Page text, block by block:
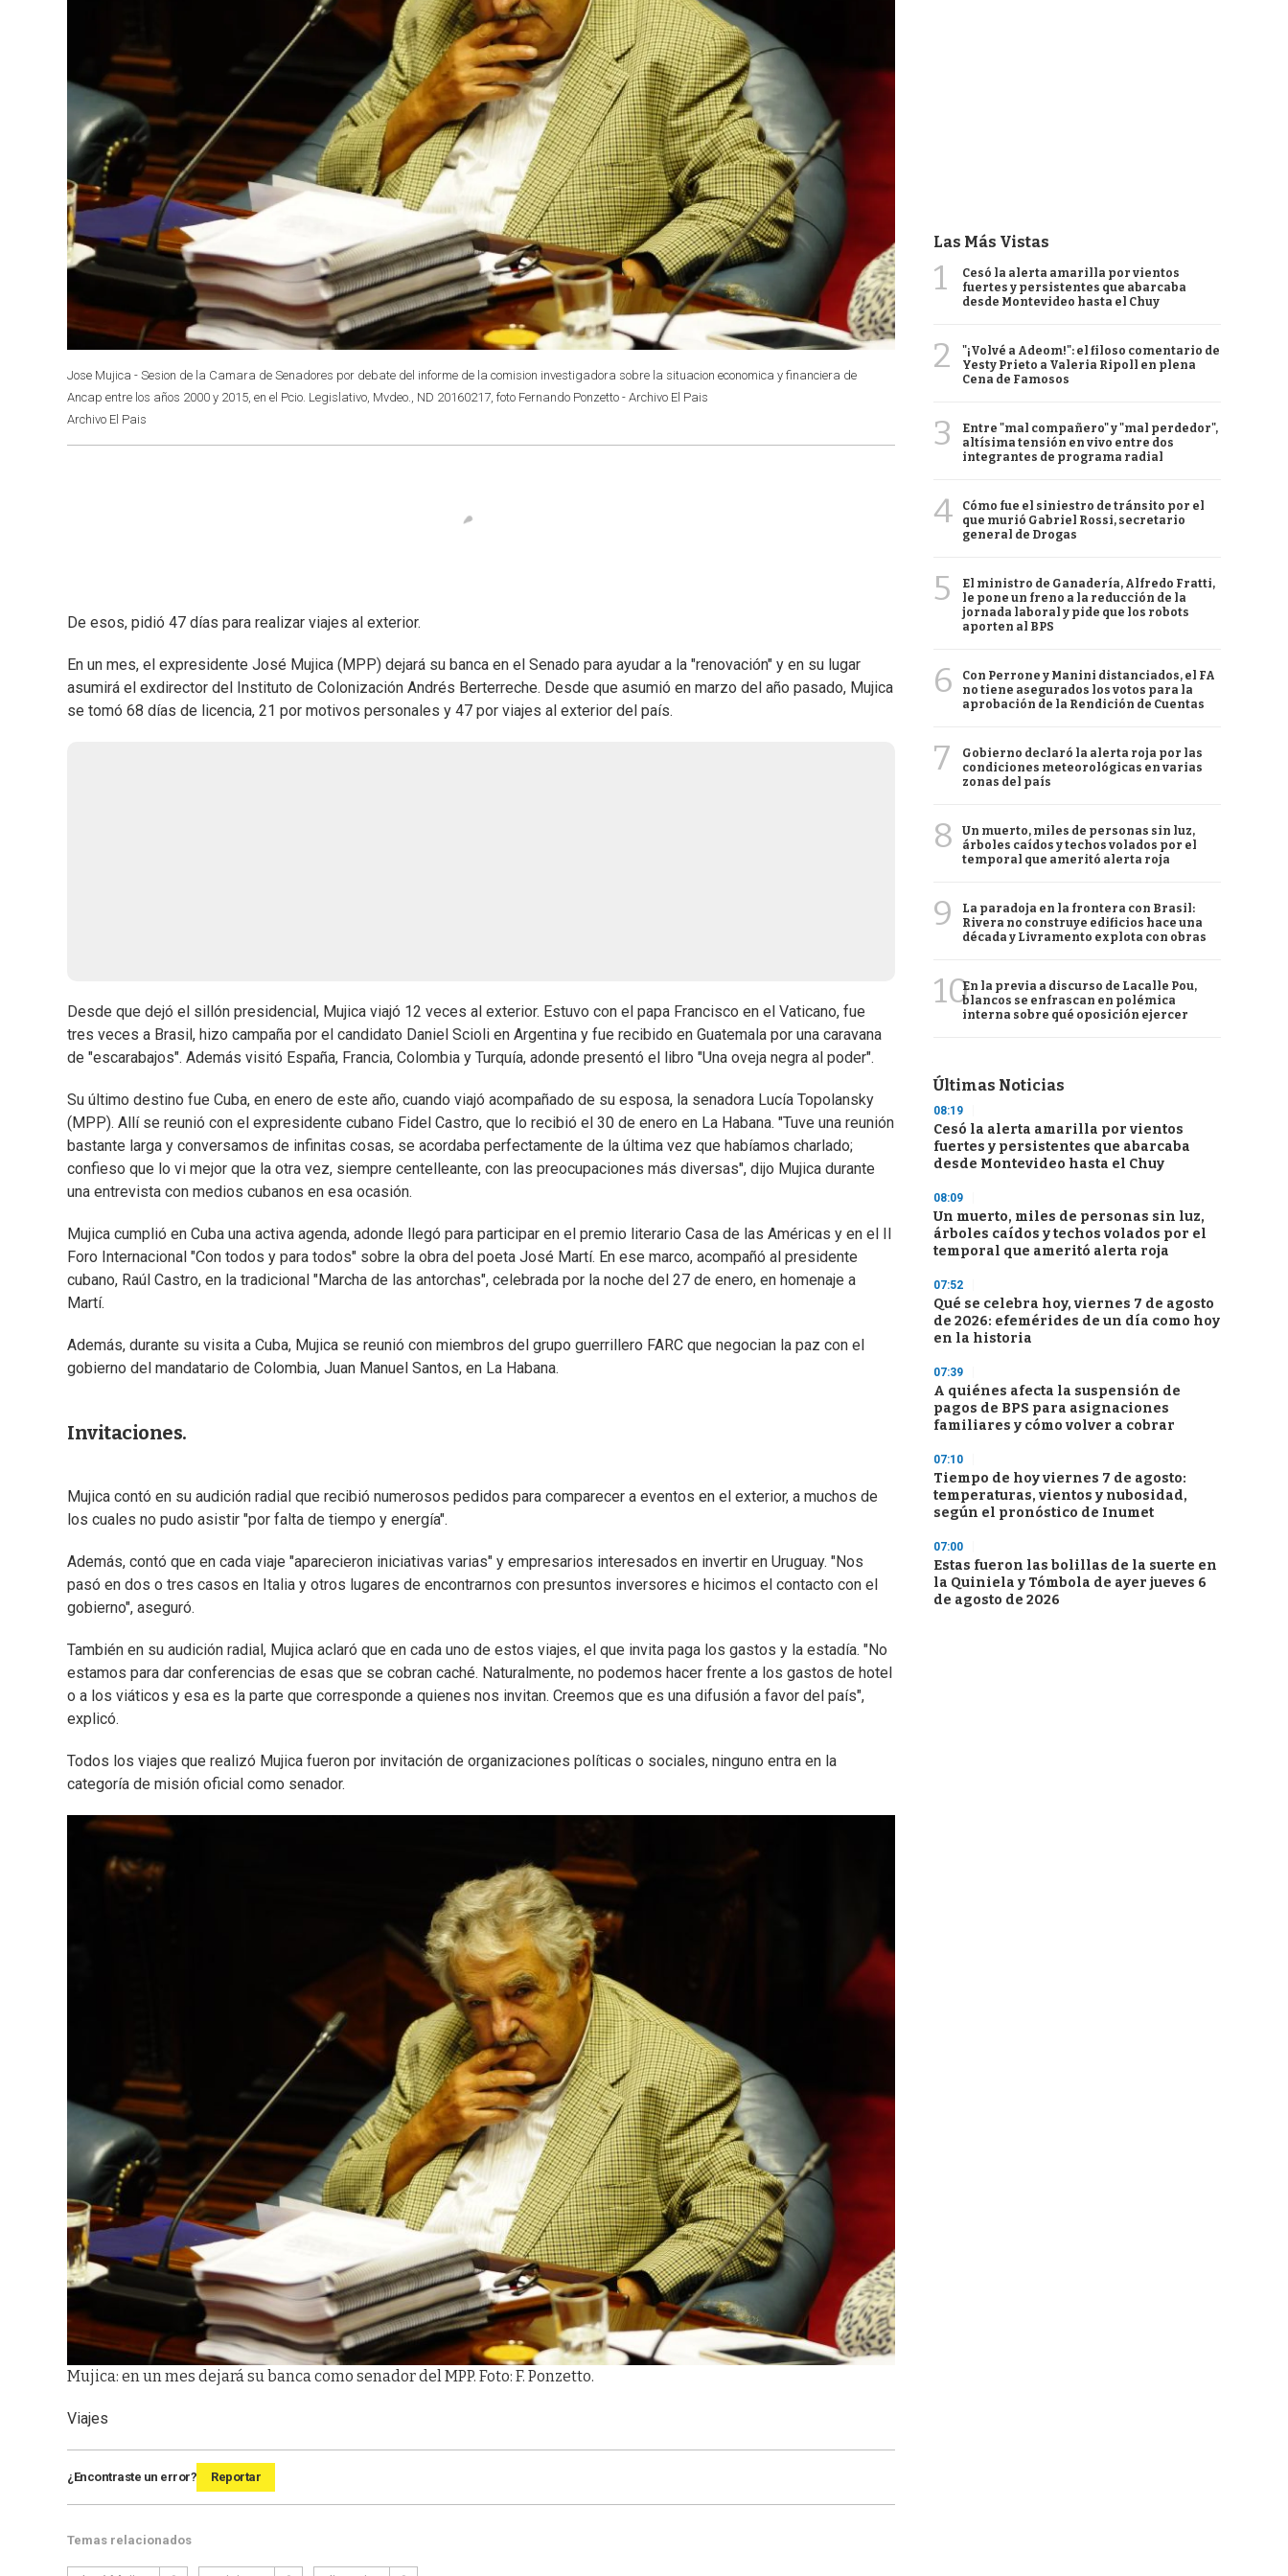
Jose Mujica - Sesion de la Camara de Senadores por debate del informe de la comision investigadora sobre la situacion economica y financiera de
Ancap entre los años 2000 y 2015, en el Pcio. Legislativo, Mvdeo., ND 20160217, foto Fernando Ponzetto - Archivo El Pais
Archivo El Pais
De esos, pidió 47 días para realizar viajes al exterior.
En un mes, el expresidente José Mujica (MPP) dejará su banca en el Senado para ayudar a la "renovación" y en su lugar
asumirá el exdirector del Instituto de Colonización Andrés Berterreche. Desde que asumió en marzo del año pasado, Mujica
se tomó 68 días de licencia, 21 por motivos personales y 47 por viajes al exterior del país.
Desde que dejó el sillón presidencial, Mujica viajó 12 veces al exterior. Estuvo con el papa Francisco en el Vaticano, fue
tres veces a Brasil, hizo campaña por el candidato Daniel Scioli en Argentina y fue recibido en Guatemala por una caravana
de "escarabajos". Además visitó España, Francia, Colombia y Turquía, adonde presentó el libro "Una oveja negra al poder".
Su último destino fue Cuba, en enero de este año, cuando viajó acompañado de su esposa, la senadora Lucía Topolansky
(MPP). Allí se reunió con el expresidente cubano Fidel Castro, que lo recibió el 30 de enero en La Habana. "Tuve una reunión
bastante larga y conversamos de infinitas cosas, se acordaba perfectamente de la última vez que habíamos charlado;
confieso que lo vi mejor que la otra vez, siempre centelleante, con las preocupaciones más diversas", dijo Mujica durante
una entrevista con medios cubanos en esa ocasión.
Mujica cumplió en Cuba una activa agenda, adonde llegó para participar en el premio literario Casa de las Américas y en el II
Foro Internacional "Con todos y para todos" sobre la obra del poeta José Martí. En ese marco, acompañó al presidente
cubano, Raúl Castro, en la tradicional "Marcha de las antorchas", celebrada por la noche del 27 de enero, en homenaje a
Martí.
Además, durante su visita a Cuba, Mujica se reunió con miembros del grupo guerrillero FARC que negocian la paz con el
gobierno del mandatario de Colombia, Juan Manuel Santos, en La Habana.
Invitaciones.
Mujica contó en su audición radial que recibió numerosos pedidos para comparecer a eventos en el exterior, a muchos de
los cuales no pudo asistir "por falta de tiempo y energía".
Además, contó que en cada viaje "aparecieron iniciativas varias" y empresarios interesados en invertir en Uruguay. "Nos
pasó en dos o tres casos en Italia y otros lugares de encontrarnos con presuntos inversores e hicimos el contacto con el
gobierno", aseguró.
También en su audición radial, Mujica aclaró que en cada uno de estos viajes, el que invita paga los gastos y la estadía. "No
estamos para dar conferencias de esas que se cobran caché. Naturalmente, no podemos hacer frente a los gastos de hotel
o a los viáticos y esa es la parte que corresponde a quienes nos invitan. Creemos que es una difusión a favor del país",
explicó.
Todos los viajes que realizó Mujica fueron por invitación de organizaciones políticas o sociales, ninguno entra en la
categoría de misión oficial como senador.
Mujica: en un mes dejará su banca como senador del MPP. Foto: F. Ponzetto.
Viajes
¿Encontraste un error? Reportar
Temas relacionados
Las Más Vistas
1
Cesó la alerta amarilla por vientos
fuertes y persistentes que abarcaba
desde Montevideo hasta el Chuy
2
"¡Volvé a Adeom!": el filoso comentario de
Yesty Prieto a Valeria Ripoll en plena
Cena de Famosos
3
Entre "mal compañero" y "mal perdedor",
altísima tensión en vivo entre dos
integrantes de programa radial
4
Cómo fue el siniestro de tránsito por el
que murió Gabriel Rossi, secretario
general de Drogas
5
El ministro de Ganadería, Alfredo Fratti,
le pone un freno a la reducción de la
jornada laboral y pide que los robots
aporten al BPS
6
Con Perrone y Manini distanciados, el FA
no tiene asegurados los votos para la
aprobación de la Rendición de Cuentas
7
Gobierno declaró la alerta roja por las
condiciones meteorológicas en varias
zonas del país
8
Un muerto, miles de personas sin luz,
árboles caídos y techos volados por el
temporal que ameritó alerta roja
9
La paradoja en la frontera con Brasil:
Rivera no construye edificios hace una
década y Livramento explota con obras
10En la previa a discurso de Lacalle Pou,
blancos se enfrascan en polémica
interna sobre qué oposición ejercer
Últimas Noticias
08:19
Cesó la alerta amarilla por vientos
fuertes y persistentes que abarcaba
desde Montevideo hasta el Chuy
08:09
Un muerto, miles de personas sin luz,
árboles caídos y techos volados por el
temporal que ameritó alerta roja
07:52
Qué se celebra hoy, viernes 7 de agosto
de 2026: efemérides de un día como hoy
en la historia
07:39
A quiénes afecta la suspensión de
pagos de BPS para asignaciones
familiares y cómo volver a cobrar
07:10
Tiempo de hoy viernes 7 de agosto:
temperaturas, vientos y nubosidad,
según el pronóstico de Inumet
07:00
Estas fueron las bolillas de la suerte en
la Quiniela y Tómbola de ayer jueves 6
de agosto de 2026